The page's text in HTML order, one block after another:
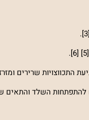
התכווצויות שרירים
גם להתפתחות השלד